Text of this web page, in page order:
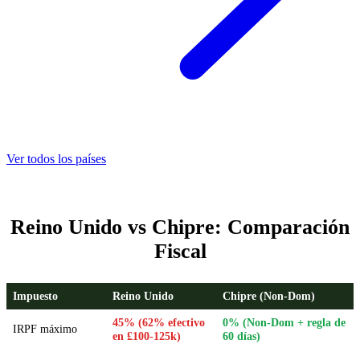
Ver todos los países
Reino Unido vs Chipre: Comparación
Fiscal
Impuesto Reino Unido Chipre (Non-Dom)
IRPF máximo
45% (62% efectivo
en £100-125k)
0% (Non-Dom + regla de
60 días)